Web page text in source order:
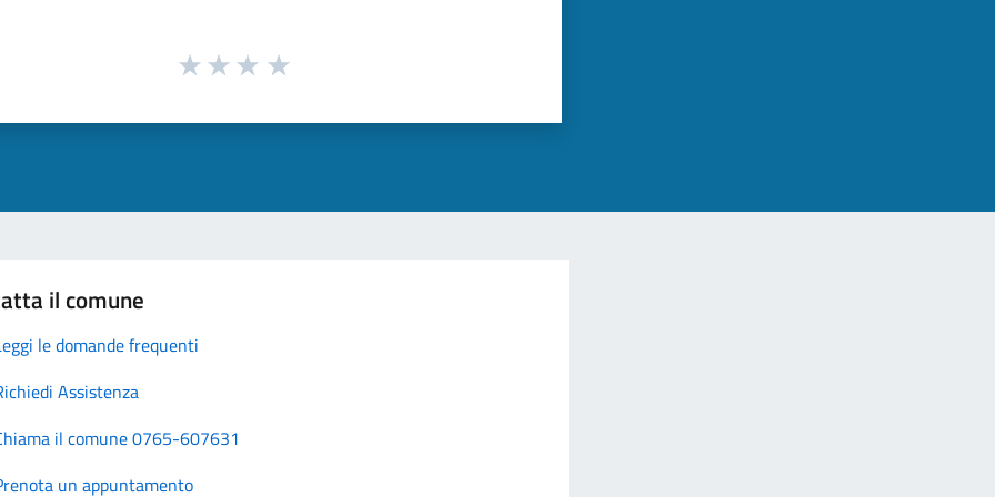
il comune
le domande frequenti
Assistenza
il comune 0765-607631
un appuntamento